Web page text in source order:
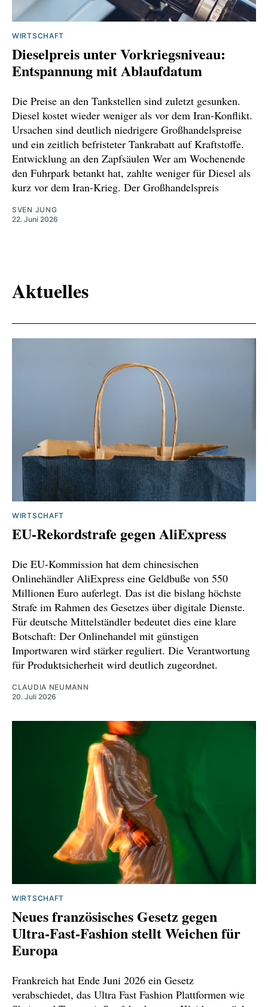
WIRTSCHAFT
Dieselpreis unter Vorkriegsniveau:
Entspannung mit Ablaufdatum
Die Preise an den Tankstellen sind zuletzt gesunken.
Diesel kostet wieder weniger als vor dem Iran-Konflikt.
Ursachen sind deutlich niedrigere Großhandelspreise
und ein zeitlich befristeter Tankrabatt auf Kraftstoffe.
Entwicklung an den Zapfsäulen Wer am Wochenende
den Fuhrpark betankt hat, zahlte weniger für Diesel als
kurz vor dem Iran-Krieg. Der Großhandelspreis
SVEN JUNG
22. Juni 2026
Aktuelles
WIRTSCHAFT
EU-Rekordstrafe gegen AliExpress
Die EU-Kommission hat dem chinesischen
Onlinehändler AliExpress eine Geldbuße von 550
Millionen Euro auferlegt. Das ist die bislang höchste
Strafe im Rahmen des Gesetzes über digitale Dienste.
Für deutsche Mittelständler bedeutet dies eine klare
Botschaft: Der Onlinehandel mit günstigen
Importwaren wird stärker reguliert. Die Verantwortung
für Produktsicherheit wird deutlich zugeordnet.
CLAUDIA NEUMANN
20. Juli 2026
WIRTSCHAFT
Neues französisches Gesetz gegen
Ultra-Fast-Fashion stellt Weichen für
Europa
Frankreich hat Ende Juni 2026 ein Gesetz
verabschiedet, das Ultra Fast Fashion Plattformen wie